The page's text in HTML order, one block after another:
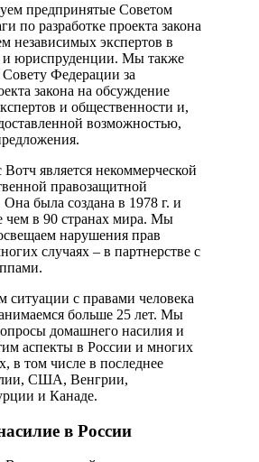
предпринятые Советом
по разработке проекта закона
независимых экспертов в
и юриспруденции. Мы также
Федерации за
закона на обсуждение
и общественности и,
возможностью,
является некоммерческой
правозащитной
Она была создана в 1978 г. и
чем в 90 странах мира. Мы
нарушения прав
случаях – в партнерстве с
с правами человека
больше 25 лет. Мы
домашнего насилия и
аспекты в России и многих
в том числе в последнее
США, Венгрии,
и Канаде.
в России